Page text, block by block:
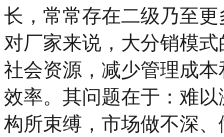
长，常常存在二级乃至
对厂家来说，大分销模
社会资源，减少管理成
效率。其问题在于：难
构所束缚，市场做不深